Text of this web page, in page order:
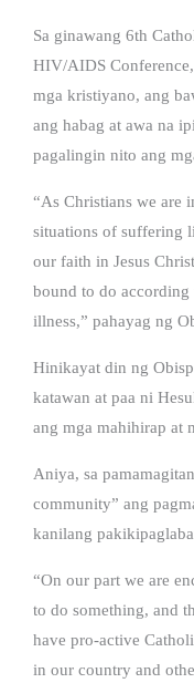
Sa ginawang 6th
HIV/AIDS
mga kristiyano, ang
ang habag at awa na
pagalingin nito ang
“As Christians we are
situations of suffering
our faith in Jesus
bound to do
illness,” pahayag ng
Hinikayat din ng
katawan at paa ni
ang mga mahihirap at
Aniya, sa
community” ang
kanilang
“On our part we are
to do something, and
have pro-active
in our country and